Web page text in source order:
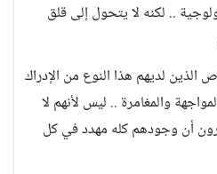
.. لكنه لا يتحول إلى قلق
لديهم هذا النوع من الإدراك
والمغامرة .. ليس لأنهم لا
أن وجودهم كله مهدد في كل